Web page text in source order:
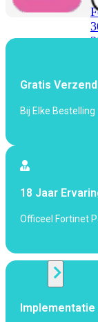
WiFi
Gratis
Bij Elke Bestelling
18 Jaar
Officeel Fortinet
Implementatie